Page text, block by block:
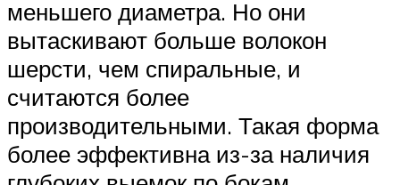
меньшего диаметра. Но они
вытаскивают больше волокон
шерсти, чем спиральные, и
считаются более
производительными. Такая форма
более эффективна из-за наличия